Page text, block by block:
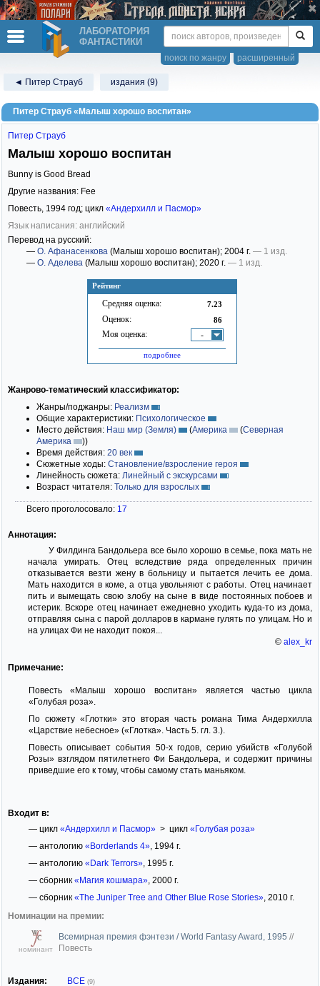
ЛАБОРАТОРИЯ
ФАНТАСТИКИ
расширенный
поиск по жанру
◄ Питер Страуб издания (9)
Питер Страуб «Малыш хорошо воспитан»
Рейтинг
Средняя оценка: 7.23
Оценок: 86
Моя оценка: -
подробнее
Питер Страуб
Малыш хорошо воспитан
Bunny is Good Bread
Другие названия: Fee
Повесть, 1994 год; цикл «Андерхилл и Пасмор»
Язык написания: английский
Перевод на русский:
— О. Афанасенкова (Малыш хорошо воспитан); 2004 г. — 1 изд.
— О. Аделева (Малыш хорошо воспитан); 2020 г. — 1 изд.
Жанрово-тематический классификатор:
Жанры/поджанры: Реализм
Общие характеристики: Психологическое
Место действия: Наш мир (Земля) (Америка (Северная
Америка
))
Время действия: 20 век
Сюжетные ходы: Становление/взросление героя
Линейность сюжета: Линейный с экскурсами
Возраст читателя: Только для взрослых
Всего проголосовало: 17
Аннотация:
У Филдинга Бандольера все было хорошо в семье, пока мать не
начала умирать. Отец вследствие ряда определенных причин
отказывается везти жену в больницу и пытается лечить ее дома.
Мать находится в коме, а отца увольняют с работы. Отец начинает
пить и вымещать свою злобу на сыне в виде постоянных побоев и
истерик. Вскоре отец начинает ежедневно уходить куда-то из дома,
отправляя сына с парой долларов в кармане гулять по улицам. Но и
на улицах Фи не находит покоя...
© alex_kr
Примечание:
Повесть «Малыш хорошо воспитан» является частью цикла
«Голубая роза».
По сюжету «Глотки» это вторая часть романа Тима Андерхилла
«Царствие небесное» («Глотка». Часть 5. гл. 3.).
Повесть описывает события 50-х годов, серию убийств «Голубой
Розы» взглядом пятилетнего Фи Бандольера, и содержит причины
приведшие его к тому, чтобы самому стать маньяком.
Входит в:
— цикл «Андерхилл и Пасмор»> цикл «Голубая роза»
— антологию «Borderlands 4», 1994 г.
— антологию «Dark Terrors», 1995 г.
— сборник «Магия кошмара», 2000 г.
— сборник «The Juniper Tree and Other Blue Rose Stories», 2010 г.
Номинации на премии:
номинант
Всемирная премия фэнтези / World Fantasy Award, 1995 //
Повесть
Издания: ВСЕ (9)